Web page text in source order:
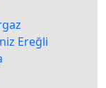
Ereğli